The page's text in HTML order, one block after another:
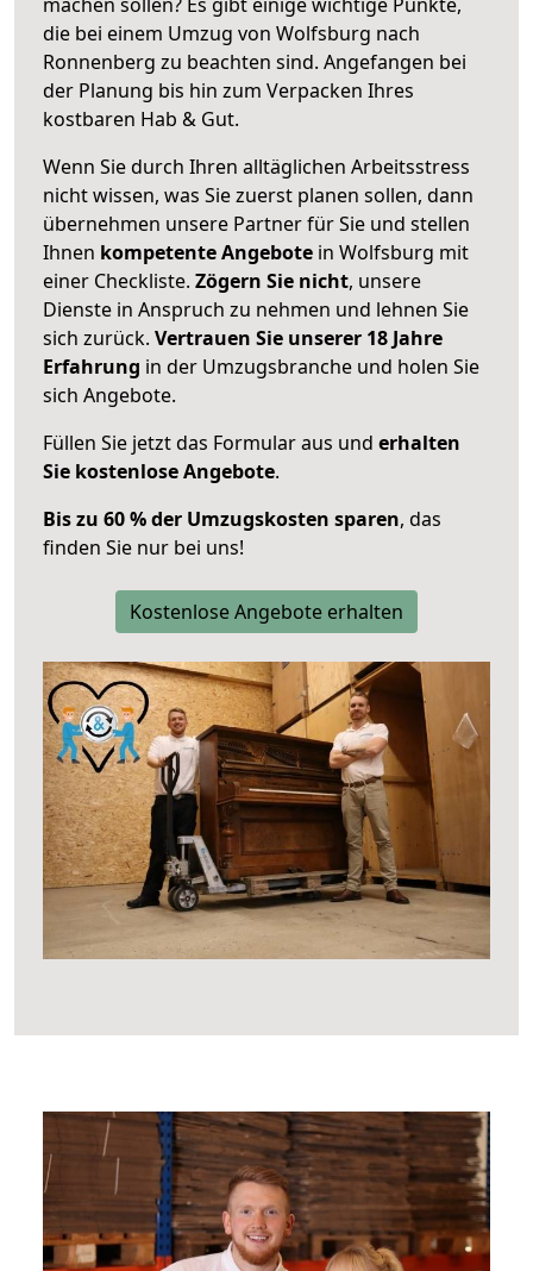
die bei einem Umzug von Wolfsburg nach
Ronnenberg zu beachten sind. Angefangen bei
der Planung bis hin zum Verpacken Ihres
kostbaren Hab & Gut.
Wenn Sie durch Ihren alltäglichen Arbeitsstress
nicht wissen, was Sie zuerst planen sollen, dann
übernehmen unsere Partner für Sie und stellen
Ihnen kompetente Angebote in Wolfsburg mit
einer Checkliste. Zögern Sie nicht, unsere
Dienste in Anspruch zu nehmen und lehnen Sie
sich zurück. Vertrauen Sie unserer 18 Jahre
Erfahrung in der Umzugsbranche und holen Sie
sich Angebote.
Füllen Sie jetzt das Formular aus und erhalten
Sie kostenlose Angebote.
Bis zu 60 % der Umzugskosten sparen, das
finden Sie nur bei uns!
Kostenlose Angebote erhalten